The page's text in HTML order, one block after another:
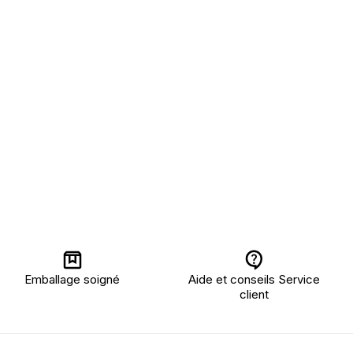
Emballage soigné
Aide et conseils Service
client